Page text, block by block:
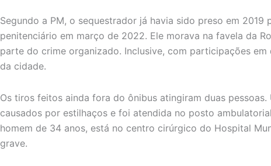
Segundo a PM, o sequestrador já havia sido preso em 2019
penitenciário em março de 2022. Ele morava na favela da
parte do crime organizado. Inclusive, com participações
da cidade.
Os tiros feitos ainda fora do ônibus atingiram duas
causados por estilhaços e foi atendida no posto
homem de 34 anos, está no centro cirúrgico do Hospital
grave.